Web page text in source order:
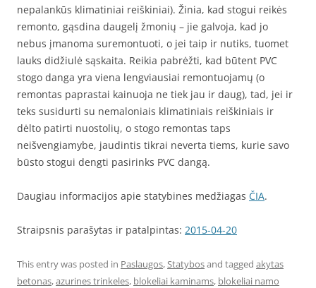
nepalankūs klimatiniai reiškiniai). Žinia, kad stogui reikės
remonto, gąsdina daugelį žmonių – jie galvoja, kad jo
nebus įmanoma suremontuoti, o jei taip ir nutiks, tuomet
lauks didžiulė sąskaita. Reikia pabrėžti, kad būtent PVC
stogo danga yra viena lengviausiai remontuojamų (o
remontas paprastai kainuoja ne tiek jau ir daug), tad, jei ir
teks susidurti su nemaloniais klimatiniais reiškiniais ir
dėlto patirti nuostolių, o stogo remontas taps
neišvengiamybe, jaudintis tikrai neverta tiems, kurie savo
būsto stogui dengti pasirinks PVC dangą.
Daugiau informacijos apie statybines medžiagas ČIA.
Straipsnis parašytas ir patalpintas: 2015-04-20
This entry was posted in Paslaugos,Statybosand tagged akytas
betonas,azurines trinkeles, blokeliai kaminams, blokeliai namo